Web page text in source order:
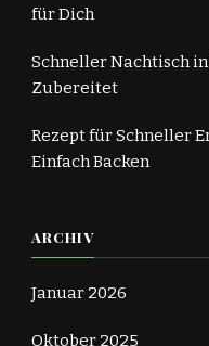
für Dich
Schneller Nachtisch
Zubereitet
Rezept für Schneller
Einfach Backen
ARCHIV
Januar 2026
Oktober 2025